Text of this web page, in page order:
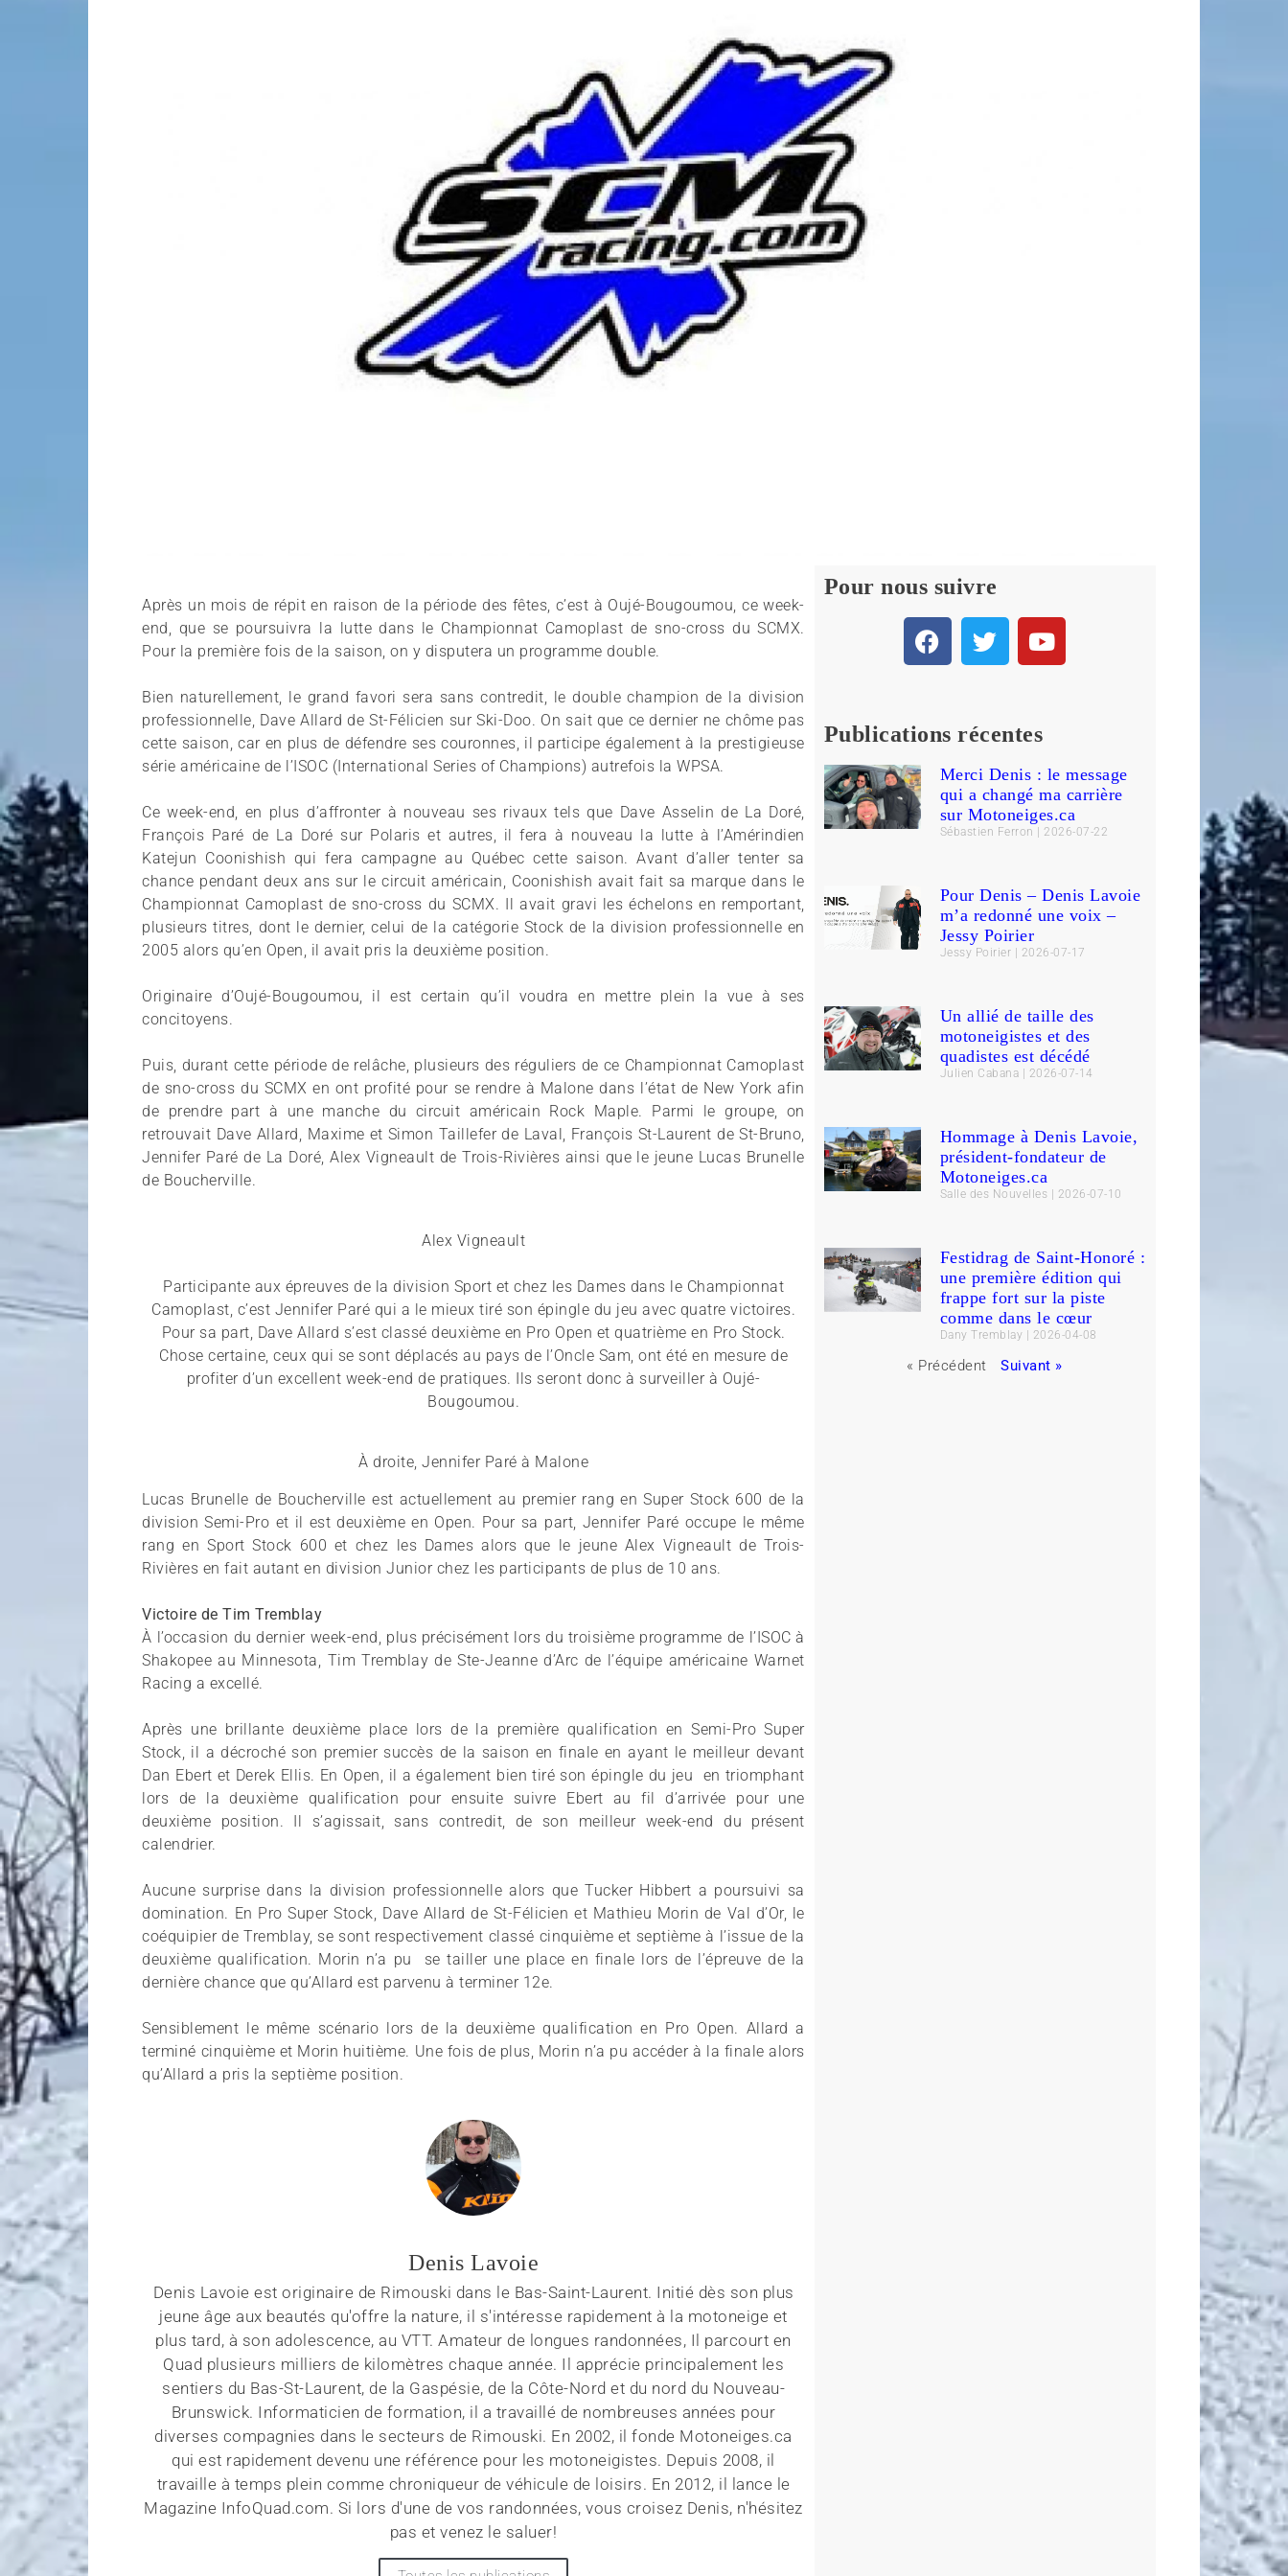
Après un mois de répit en raison de la période des fêtes, c’est à Oujé-Bougoumou, ce week-
end, que se poursuivra la lutte dans le Championnat Camoplast de sno-cross du SCMX.
Pour la première fois de la saison, on y disputera un programme double.
Bien naturellement, le grand favori sera sans contredit, le double champion de la division
professionnelle, Dave Allard de St-Félicien sur Ski-Doo. On sait que ce dernier ne chôme pas
cette saison, car en plus de défendre ses couronnes, il participe également à la prestigieuse
série américaine de l’ISOC (International Series of Champions) autrefois la WPSA.
Ce week-end, en plus d’affronter à nouveau ses rivaux tels que Dave Asselin de La Doré,
François Paré de La Doré sur Polaris et autres, il fera à nouveau la lutte à l’Amérindien
Katejun Coonishish qui fera campagne au Québec cette saison. Avant d’aller tenter sa
chance pendant deux ans sur le circuit américain, Coonishish avait fait sa marque dans le
Championnat Camoplast de sno-cross du SCMX. Il avait gravi les échelons en remportant,
plusieurs titres, dont le dernier, celui de la catégorie Stock de la division professionnelle en
2005 alors qu’en Open, il avait pris la deuxième position.
Originaire d’Oujé-Bougoumou, il est certain qu’il voudra en mettre plein la vue à ses
concitoyens.
Puis, durant cette période de relâche, plusieurs des réguliers de ce Championnat Camoplast
de sno-cross du SCMX en ont profité pour se rendre à Malone dans l’état de New York afin
de prendre part à une manche du circuit américain Rock Maple. Parmi le groupe, on
retrouvait Dave Allard, Maxime et Simon Taillefer de Laval, François St-Laurent de St-Bruno,
Jennifer Paré de La Doré, Alex Vigneault de Trois-Rivières ainsi que le jeune Lucas Brunelle
de Boucherville.
Alex Vigneault
Participante aux épreuves de la division Sport et chez les Dames dans le Championnat
Camoplast, c’est Jennifer Paré qui a le mieux tiré son épingle du jeu avec quatre victoires.
Pour sa part, Dave Allard s’est classé deuxième en Pro Open et quatrième en Pro Stock.
Chose certaine, ceux qui se sont déplacés au pays de l’Oncle Sam, ont été en mesure de
profiter d’un excellent week-end de pratiques. Ils seront donc à surveiller à Oujé-
Bougoumou.
À droite, Jennifer Paré à Malone
Lucas Brunelle de Boucherville est actuellement au premier rang en Super Stock 600 de la
division Semi-Pro et il est deuxième en Open. Pour sa part, Jennifer Paré occupe le même
rang en Sport Stock 600 et chez les Dames alors que le jeune Alex Vigneault de Trois-
Rivières en fait autant en division Junior chez les participants de plus de 10 ans.
Victoire de Tim Tremblay
À l’occasion du dernier week-end, plus précisément lors du troisième programme de l’ISOC à
Shakopee au Minnesota, Tim Tremblay de Ste-Jeanne d’Arc de l’équipe américaine Warnet
Racing a excellé.
Après une brillante deuxième place lors de la première qualification en Semi-Pro Super
Stock, il a décroché son premier succès de la saison en finale en ayant le meilleur devant
Dan Ebert et Derek Ellis. En Open, il a également bien tiré son épingle du jeu en triomphant
lors de la deuxième qualification pour ensuite suivre Ebert au fil d’arrivée pour une
deuxième position. Il s’agissait, sans contredit, de son meilleur week-end du présent
calendrier.
Aucune surprise dans la division professionnelle alors que Tucker Hibbert a poursuivi sa
domination. En Pro Super Stock, Dave Allard de St-Félicien et Mathieu Morin de Val d’Or, le
coéquipier de Tremblay, se sont respectivement classé cinquième et septième à l’issue de la
deuxième qualification. Morin n’a pu se tailler une place en finale lors de l’épreuve de la
dernière chance que qu’Allard est parvenu à terminer 12e.
Sensiblement le même scénario lors de la deuxième qualification en Pro Open. Allard a
terminé cinquième et Morin huitième. Une fois de plus, Morin n’a pu accéder à la finale alors
qu’Allard a pris la septième position.
Denis Lavoie
Denis Lavoie est originaire de Rimouski dans le Bas-Saint-Laurent. Initié dès son plus
jeune âge aux beautés qu'offre la nature, il s'intéresse rapidement à la motoneige et
plus tard, à son adolescence, au VTT. Amateur de longues randonnées, Il parcourt en
Quad plusieurs milliers de kilomètres chaque année. Il apprécie principalement les
sentiers du Bas-St-Laurent, de la Gaspésie, de la Côte-Nord et du nord du Nouveau-
Brunswick. Informaticien de formation, il a travaillé de nombreuses années pour
diverses compagnies dans le secteurs de Rimouski. En 2002, il fonde Motoneiges.ca
qui est rapidement devenu une référence pour les motoneigistes. Depuis 2008, il
travaille à temps plein comme chroniqueur de véhicule de loisirs. En 2012, il lance le
Magazine InfoQuad.com. Si lors d'une de vos randonnées, vous croisez Denis, n'hésitez
pas et venez le saluer!
Pour nous suivre
Publications récentes
Merci Denis : le message
qui a changé ma carrière
sur Motoneiges.ca
Sébastien Ferron 2026-07-22
Pour Denis – Denis Lavoie
m’a redonné une voix –
Jessy Poirier
Jessy Poirier 2026-07-17
Un allié de taille des
motoneigistes et des
quadistes est décédé
Julien Cabana 2026-07-14
Hommage à Denis Lavoie,
président-fondateur de
Motoneiges.ca
Salle des Nouvelles 2026-07-10
Festidrag de Saint-Honoré :
une première édition qui
frappe fort sur la piste
comme dans le cœur
Dany Tremblay 2026-04-08
« Précédent Suivant »